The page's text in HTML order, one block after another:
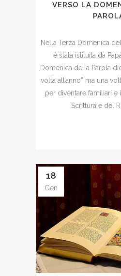
VERSO LA
Nella Terza Domenica
è stata istituita da
Domenica della Parola
volta all’anno” ma una
per diventare familiari e
Scrittura e del
18
Gen